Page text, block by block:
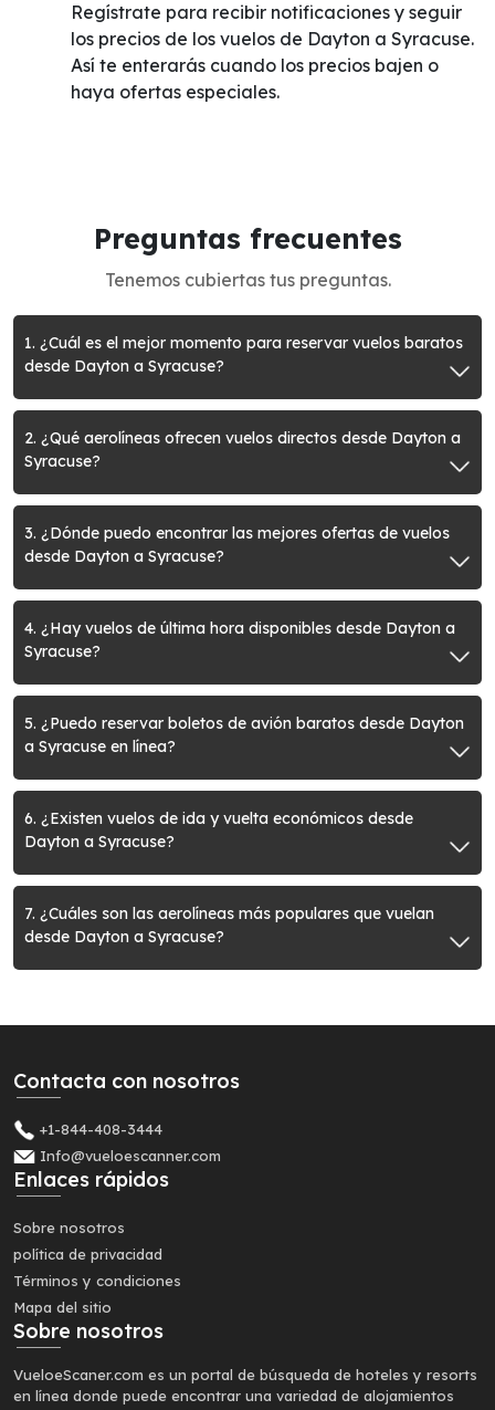
Regístrate para recibir notificaciones y seguir
los precios de los vuelos de Dayton a Syracuse.
Así te enterarás cuando los precios bajen o
haya ofertas especiales.
Preguntas frecuentes
Tenemos cubiertas tus preguntas.
1. ¿Cuál es el mejor momento para reservar vuelos baratos
desde Dayton a Syracuse?
2. ¿Qué aerolíneas ofrecen vuelos directos desde Dayton a
Syracuse?
3. ¿Dónde puedo encontrar las mejores ofertas de vuelos
desde Dayton a Syracuse?
4. ¿Hay vuelos de última hora disponibles desde Dayton a
Syracuse?
5. ¿Puedo reservar boletos de avión baratos desde Dayton
a Syracuse en línea?
6. ¿Existen vuelos de ida y vuelta económicos desde
Dayton a Syracuse?
7. ¿Cuáles son las aerolíneas más populares que vuelan
desde Dayton a Syracuse?
Contacta con nosotros
+1-844-408-3444
Info@vueloescanner.com
Enlaces rápidos
Sobre nosotros
política de privacidad
Términos y condiciones
Mapa del sitio
Sobre nosotros
VueloeScaner.com es un portal de búsqueda de hoteles y resorts
en línea donde puede encontrar una variedad de alojamientos